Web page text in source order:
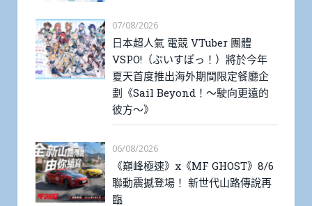
07/08/2026
日本超人氣 電競 VTuber 團體
VSPO!（ぶいすぽっ！）將於今年
夏天首度推出海外期間限定餐廳企
劃《Sail Beyond！～駛向更遠的
彼方～》
06/08/2026
《巔峰極速》x《MF GHOST》8/6
聯動震撼登場！ 新世代山路傳說再
臨